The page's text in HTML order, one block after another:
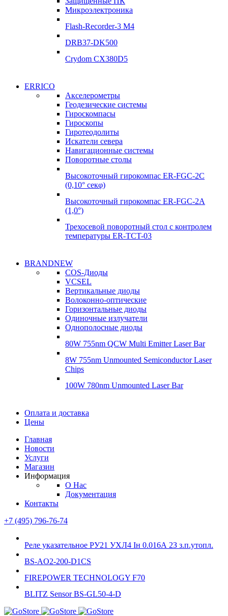
Микроэлектроника
Flash-Recorder-3 М4
DRB37-DK500
Crydom CX380D5
ADClab
ERRICO
Акселерометры
Геодезические системы
Гироскомпасы
Гироскопы
Гиротеодолиты
Искатели севера
Навигационные системы
Поворотные столы
Высокоточный гирокомпас ER-FGC-2C
(0,10° секφ)
Высокоточный гирокомпас ER-FGC-2A
(1,0°)
Трехосевой поворотный стол с контролем
температуры ER-TCT-03
BRANDNEW
COS-Диоды
VCSEL
Вертикальные диоды
Волоконно-оптические
Горизонтальные диоды
Одиночные излучатели
Однополосные диоды
80W 755nm QCW Multi Emitter Laser Bar
8W 755nm Unmounted Semiconductor Laser
Chips
100W 780nm Unmounted Laser Bar
Оплата и доставка
Цены
Главная
Новости
Услуги
Магазин
Информация
О Нас
Документация
Контакты
+7 (495) 796-76-74
Реле указательное РУ21 УХЛ4 Iн 0.016А 2З з.п.утопл.
BS-AO2-200-D1CS
FIREPOWER TECHNOLOGY F70
BLITZ Sensor BS-GL50-4-D